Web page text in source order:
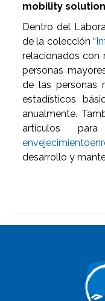
mobility
Dentro del
de la colección “
relacionados con
personas
de las personas
estadísticos
anualmente.
artículos
desarrollo y